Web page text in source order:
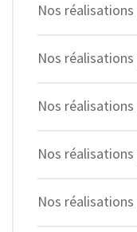
Nos
Nos
Nos
Nos
Nos